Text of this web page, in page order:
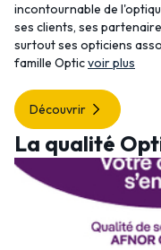
incontournable de
ses clients, ses
surtout ses opticiens
famille Opticvoir plus
Découvrir
La qualité